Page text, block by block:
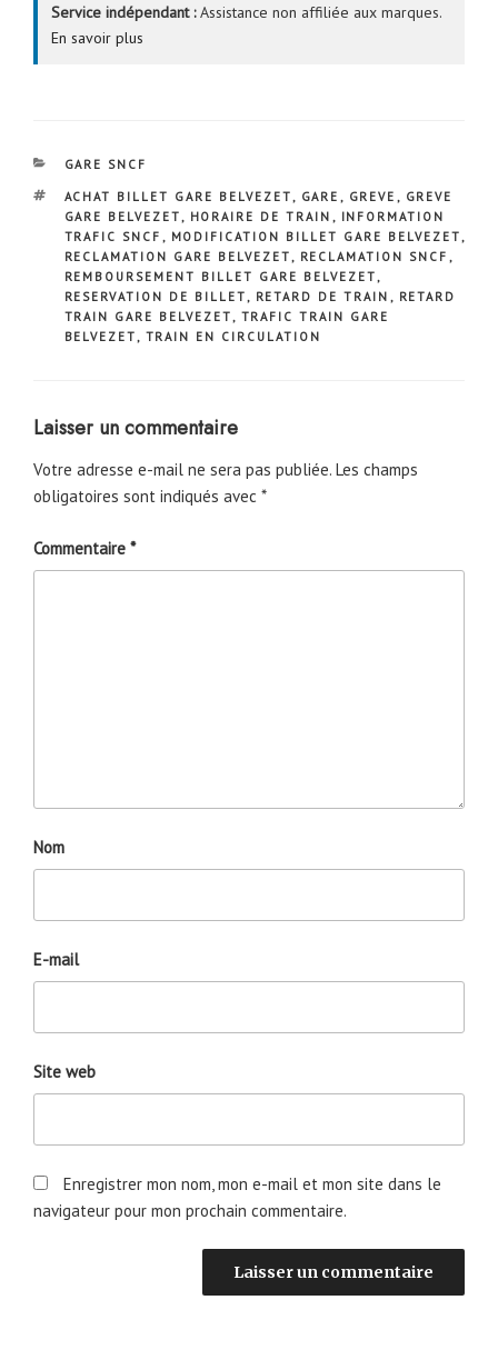
Service indépendant :Assistance non affiliée aux marques.
En savoir plus
CATÉGORIES
GARE SNCF
ÉTIQUETTES
ACHAT BILLET GARE BELVEZET , GARE , GREVE , GREVE
GARE BELVEZET , HORAIRE DE TRAIN , INFORMATION
TRAFIC SNCF , MODIFICATION BILLET GARE BELVEZET ,
RECLAMATION GARE BELVEZET , RECLAMATION SNCF ,
REMBOURSEMENT BILLET GARE BELVEZET ,
RESERVATION DE BILLET , RETARD DE TRAIN , RETARD
TRAIN GARE BELVEZET , TRAFIC TRAIN GARE
BELVEZET , TRAIN EN CIRCULATION
Laisser un commentaire
Votre adresse e-mail ne sera pas publiée. Les champs
obligatoires sont indiqués avec *
Commentaire *
Nom
E-mail
Site web
Enregistrer mon nom, mon e-mail et mon site dans le
navigateur pour mon prochain commentaire.